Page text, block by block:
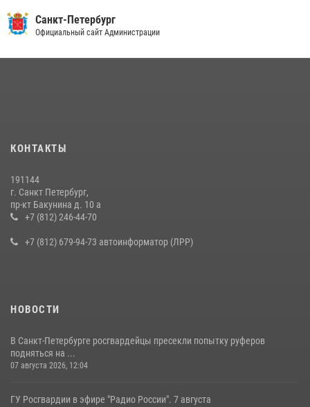
В Красногвардейском районе росгвардейцы задержали хулигана,
угрожавшего мужчине пневматическим пистолетом
на III Международном петербургском цифровом форуме
В Ленобласти сотрудники Росгвардии провели встречу с
воспитанниками детского клуба «Умные каникулы»
Санкт-Петербург
Официальный сайт Администрации
КОНТАКТЫ
191144
г. Санкт Петербург,
пр-кт Бакунина д. 10 а
+7 (812) 246-44-70
+7 (812) 679-94-73 автоинформатор (ЛРР)
НОВОСТИ
В Санкт-Петербурге росгвардейцы пресекли попытку руферов
подняться на ...
07 августа 2026, 12:04
ГУ Росгвардии в эфире "Радио России". 7 августа